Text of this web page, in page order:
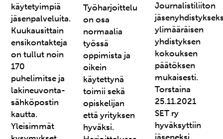
käytetyimpiä
jäsenpalveluita.
Kuukausittain
ensikontakteja
on tullut noin
170
puhelimitse ja
lakineuvonta-
sähköpostin
kautta.
Yleisimmät
Työharjoittelu
on osa
normaalia
työssä
oppimista ja
oikein
käytettynä
toimii sekä
opiskelijan
että yrityksen
hyväksi.
Journalistiliiton
ylimääräisen
yhdistyksen
kokouksen
päätöksen
mukaisesti.
Torstaina
25.11.2021
SET ry
hyväksyttiin